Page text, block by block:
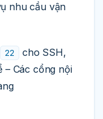
nhu cầu vận
22
cho SSH,
– Các cổng nội